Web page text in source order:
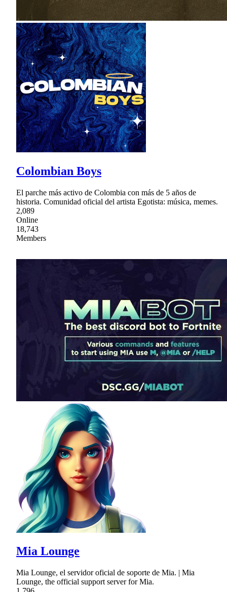
Colombian Boys
El parche más activo de Colombia con más de 5 años de
historia. Comunidad oficial del artista Egotista: música, memes.
2,089
Online
18,743
Members
Mia Lounge
Mia Lounge, el servidor oficial de soporte de Mia. | Mia
Lounge, the official support server for Mia.